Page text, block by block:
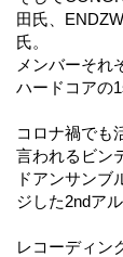
田氏、
氏。
メンバーそれ
ハードコアの
コロナ禍でも
言われるビン
ドアンサンブ
ジした2ndアル
レコーディン